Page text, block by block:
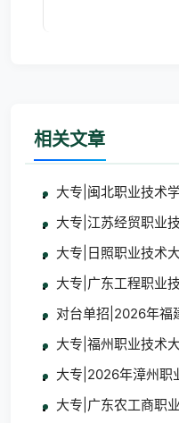
相关文章
大专|闽北职业技术
大专|江苏经贸职业
大专|日照职业技术
大专|广东工程职业
对台单招|2026年福
大专|福州职业技术
大专|2026年漳州职
大专|广东农工商职